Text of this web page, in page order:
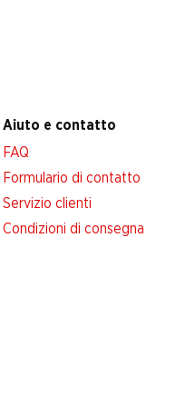
Aiuto e contatto
FAQ
Formulario di contatto
Servizio clienti
Condizioni di consegna